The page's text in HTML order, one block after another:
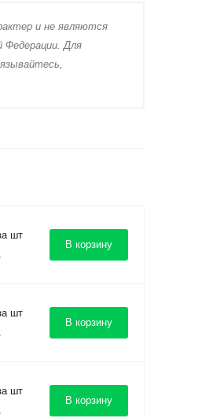
и не являютcя
Федерации. Для
шт
В корзину
шт
В корзину
шт
В корзину